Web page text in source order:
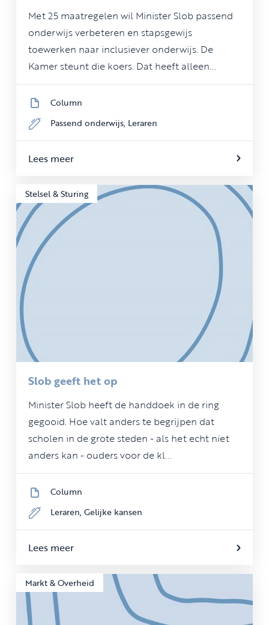
Met 25 maatregelen wil Minister Slob passend
onderwijs verbeteren en stapsgewijs
toewerken naar inclusiever onderwijs. De
Kamer steunt die koers. Dat heeft alleen...
Column
Passend onderwijs, Leraren
Lees meer
Stelsel & Sturing
Slob geeft het op
Minister Slob heeft de handdoek in de ring
gegooid. Hoe valt anders te begrijpen dat
scholen in de grote steden - als het echt niet
anders kan - ouders voor de kl...
Column
Leraren, Gelijke kansen
Lees meer
Markt & Overheid